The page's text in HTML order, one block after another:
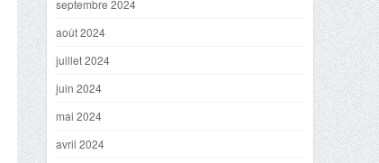
septembre 2024
août 2024
juillet 2024
juin 2024
mai 2024
avril 2024